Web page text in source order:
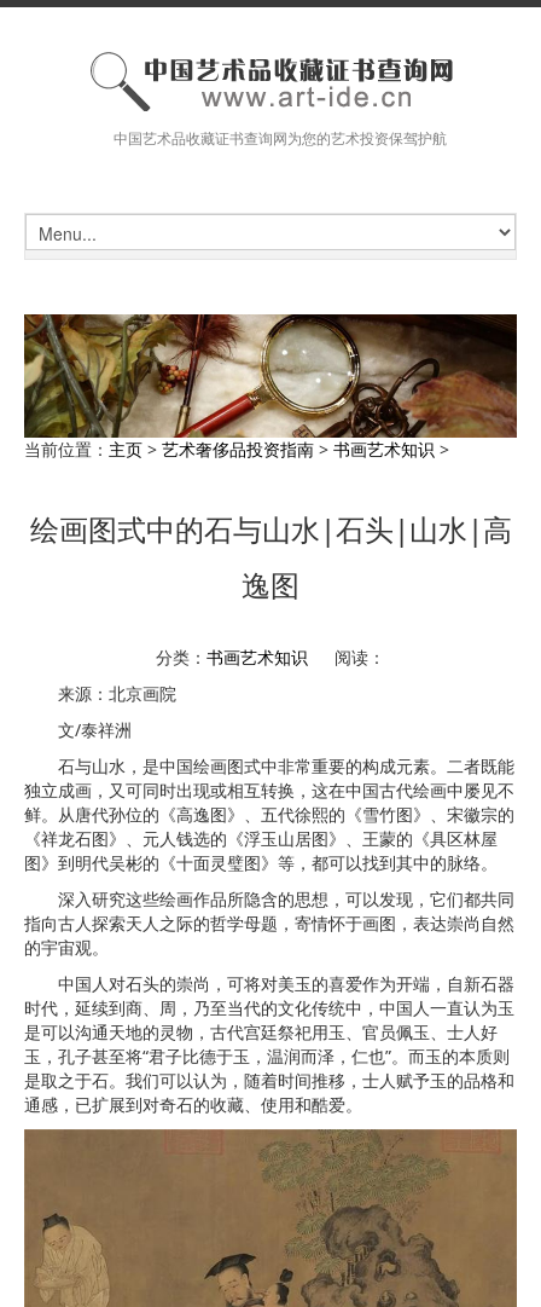
中国艺术品收藏证书查询网为您的艺术投资保驾护航
当前位置： 主页 > 艺术奢侈品投资指南 > 书画艺术知识 >
绘画图式中的石与山水|石头|山水|高
逸图
分类： 书画艺术知识
阅读：
来源：北京画院
文/泰祥洲
石与山水，是中国绘画图式中非常重要的构成元素。二者既能
独立成画，又可同时出现或相互转换，这在中国古代绘画中屡见不
鲜。从唐代孙位的《高逸图》、五代徐熙的《雪竹图》、宋徽宗的
《祥龙石图》、元人钱选的《浮玉山居图》、王蒙的《具区林屋
图》到明代吴彬的《十面灵璧图》等，都可以找到其中的脉络。
深入研究这些绘画作品所隐含的思想，可以发现，它们都共同
指向古人探索天人之际的哲学母题，寄情怀于画图，表达崇尚自然
的宇宙观。
中国人对石头的崇尚，可将对美玉的喜爱作为开端，自新石器
时代，延续到商、周，乃至当代的文化传统中，中国人一直认为玉
是可以沟通天地的灵物，古代宫廷祭祀用玉、官员佩玉、士人好
玉，孔子甚至将“君子比德于玉，温润而泽，仁也”。而玉的本质则
是取之于石。我们可以认为，随着时间推移，士人赋予玉的品格和
通感，已扩展到对奇石的收藏、使用和酷爱。